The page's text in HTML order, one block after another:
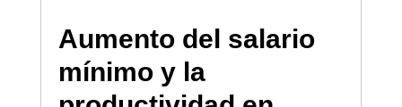
Aumento del salario
mínimo y la